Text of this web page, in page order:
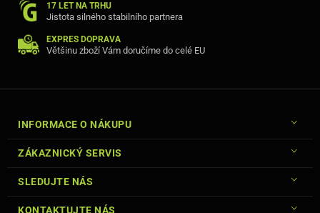
17 LET NA TRHU
Jistota silného stabilního partnera
EXPRES DOPRAVA
Většinu zboží Vám doručíme do celé EU
INFORMACE O NÁKUPU
ZÁKAZNICKÝ SERVIS
SLEDUJTE NÁS
KONTAKTUJTE NÁS